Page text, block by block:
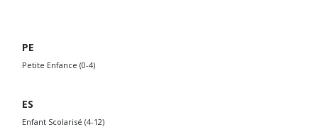
PE
Petite Enfance (0-4)
ES
Enfant Scolarisé (4-12)